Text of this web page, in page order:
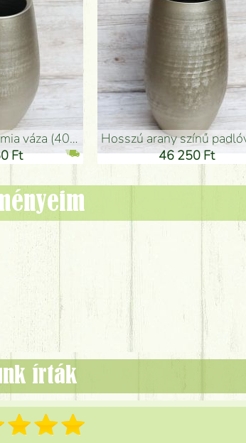
design váza (15x20cm)
11 250 Ft
Kerámia
21
írták